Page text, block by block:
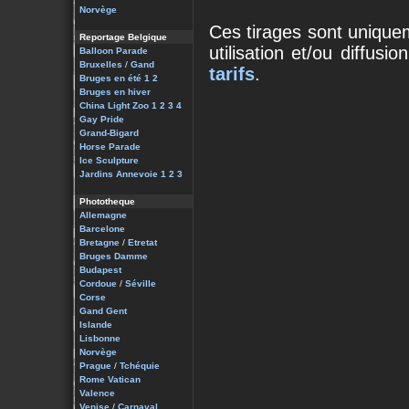
Norvège
Reportage Belgique
Balloon Parade
Bruxelles / Gand
Bruges en été 1 2
Bruges en hiver
China Light Zoo 1 2 3 4
Gay Pride
Grand-Bigard
Horse Parade
Ice Sculpture
Jardins Annevoie 1 2 3
Phototheque
Allemagne
Barcelone
Bretagne/ Etretat
Bruges Damme
Budapest
Cordoue/ Séville
Corse
Gand Gent
Islande
Lisbonne
Norvège
Prague/ Tchéquie
Rome Vatican
Valence
Venise/ Carnaval
Ces tirages sont
utilisation et/ou
tarifs.